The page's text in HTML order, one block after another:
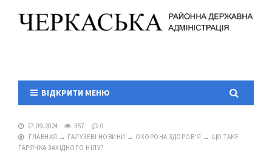
ВІДКРИТИ МЕНЮ
27.09.2024 357
0
ГЛАВНАЯ → ГАЛУЗЕВІ НОВИНИ → ОХОРОНА ЗДОРОВ'Я → ЩО ТАКЕ
ГАРЯЧКА ЗАХІДНОГО НІЛУ?